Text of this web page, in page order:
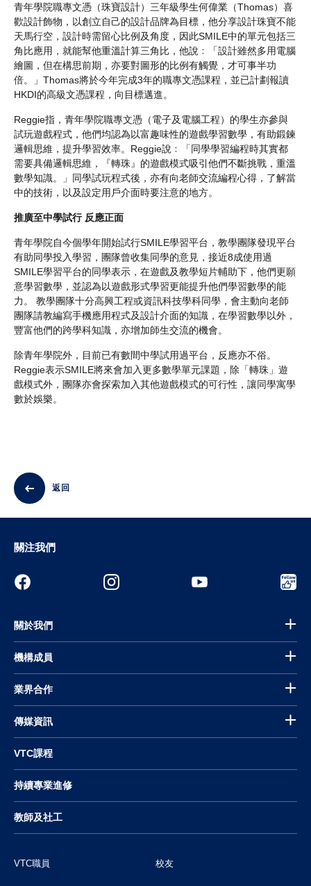
青年學院職專文憑（珠寶設計）三年級學生何偉業（Thomas）喜
歡設計飾物，以創立自己的設計品牌為目標，他分享設計珠寶不能
天馬行空，設計時需留心比例及角度，因此SMILE中的單元包括三
角比應用，就能幫他重溫計算三角比，他說﹕「設計雖然多用電腦
繪圖，但在構思前期，亦要對圖形的比例有觸覺，才可事半功
倍。」Thomas將於今年完成3年的職專文憑課程，並已計劃報讀
HKDI的高級文憑課程，向目標邁進。
Reggie指，青年學院職專文憑（電子及電腦工程）的學生亦參與
試玩遊戲程式，他們均認為以富趣味性的遊戲學習數學，有助鍛鍊
邏輯思維，提升學習效率。Reggie說﹕「同學學習編程時其實都
需要具備邏輯思維，『轉珠』的遊戲模式吸引他們不斷挑戰，重溫
數學知識。」同學試玩程式後，亦有向老師交流編程心得，了解當
中的技術，以及設定用戶介面時要注意的地方。
推廣至中學試行 反應正面
青年學院自今個學年開始試行SMILE學習平台，教學團隊發現平台
有助同學投入學習，團隊曾收集同學的意見，接近8成使用過
SMILE學習平台的同學表示，在遊戲及教學短片輔助下，他們更願
意學習數學，並認為以遊戲形式學習更能提升他們學習數學的能
力。 教學團隊十分高興工程或資訊科技學科同學，會主動向老師
團隊請教編寫手機應用程式及設計介面的知識，在學習數學以外，
豐富他們的跨學科知識，亦增加師生交流的機會。
除青年學院外，目前已有數間中學試用過平台，反應亦不俗。
Reggie表示SMILE將來會加入更多數學單元課題，除「轉珠」遊
戲模式外，團隊亦會探索加入其他遊戲模式的可行性，讓同學寓學
數於娛樂。
返回
關注我們
關於我們
機構成員
業界合作
傳媒資訊
VTC課程
持續專業進修
教師及社工
VTC職員 校友